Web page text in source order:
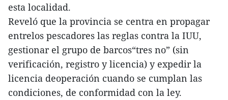
esta localidad.
Reveló que la provincia se centra en propagar
entrelos pescadores las reglas contra la IUU,
gestionar el grupo de barcos“tres no” (sin
verificación, registro y licencia) y expedir la
licencia deoperación cuando se cumplan las
condiciones, de conformidad con la ley.